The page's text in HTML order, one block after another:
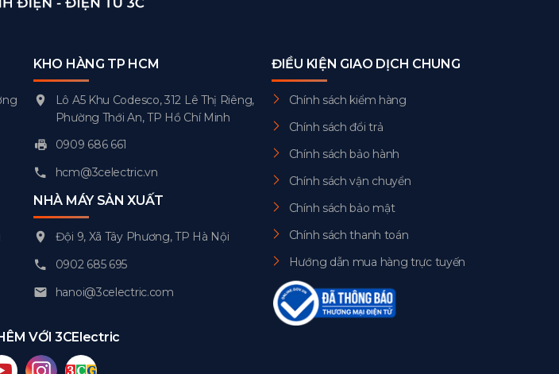
KHO HÀNG TP HCM
Lô A5 Khu Codesco, 312 Lê Thị Riêng,
Phường Thới An, TP Hồ Chí Minh
0909 686 661
hcm@3celectric.vn
NHÀ MÁY SẢN XUẤT
Đội 9, Xã Tây Phương, TP Hà Nội
0902 685 695
hanoi@3celectric.com
ĐIỀU KIỆN GIAO DỊCH CHUNG
Chính sách kiểm hàng
Chính sách đổi trả
Chính sách bảo hành
Chính sách vận chuyển
Chính sách bảo mật
Chính sách thanh toán
Hướng dẫn mua hàng trực tuyến
VỚI 3CElectric